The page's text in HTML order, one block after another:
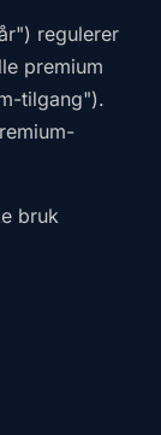
regulerer
premium
tilgang").
bruk